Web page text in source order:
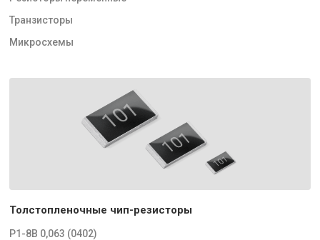
Транзисторы
Микросхемы
Толстопленочные чип-резисторы
Р1-8В 0,063 (0402)